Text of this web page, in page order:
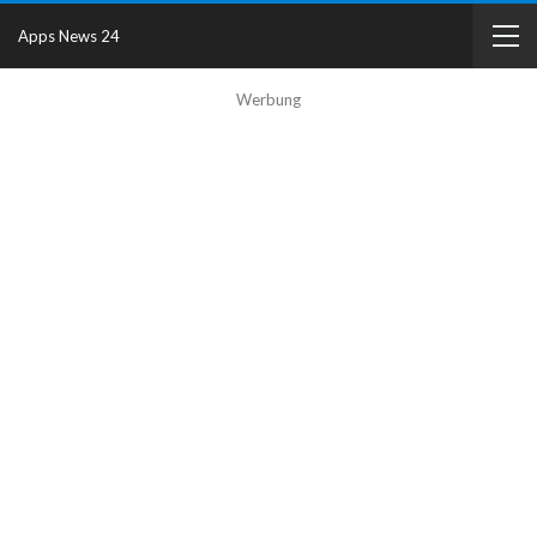
Werbung
Apps News 24